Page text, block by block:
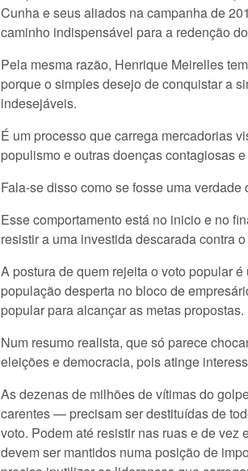
Cunha e seus aliados na campanha de
caminho indispensável para a redenção
Pela mesma razão, Henrique Meirelles
porque o simples desejo de conquistar a
indesejáveis.
É um processo que carrega mercadorias
populismo e outras doenças contagiosas
Fala-se disso como se fosse uma
Esse comportamento está no inicio e no
resistir a uma investida descarada contra
A postura de quem rejeita o voto popular
população desperta no bloco de
popular para alcançar as metas propostas.
Num resumo realista, que só parece
eleições e democracia, pois atinge
As dezenas de milhões de vítimas do
carentes — precisam ser destituídas de
voto. Podem até resistir nas ruas e de
devem ser mantidos numa posição de